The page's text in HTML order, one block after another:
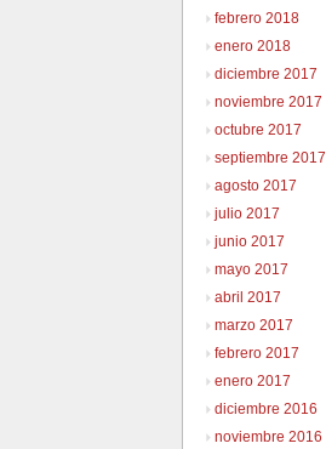
febrero 2018
enero 2018
diciembre 2017
noviembre 2017
octubre 2017
septiembre 2017
agosto 2017
julio 2017
junio 2017
mayo 2017
abril 2017
marzo 2017
febrero 2017
enero 2017
diciembre 2016
noviembre 2016